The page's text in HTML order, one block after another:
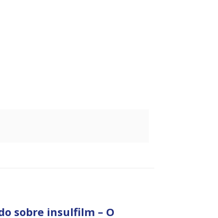
sobre insulfilm – O